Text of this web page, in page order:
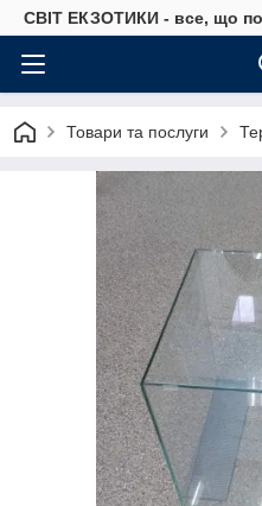
СВІТ ЕКЗОТИКИ - все, що
Товари та послуги